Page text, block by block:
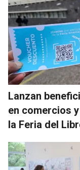
Lanzan
en comercios
la Feria del